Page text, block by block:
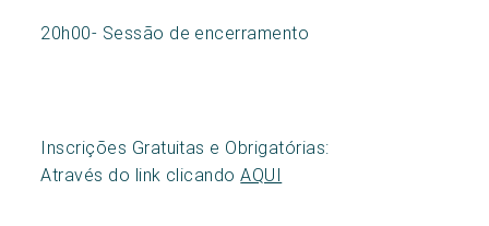
20h00- Sessão de encerramento
Inscrições Gratuitas e Obrigatórias:
Através do link clicandoAQUI